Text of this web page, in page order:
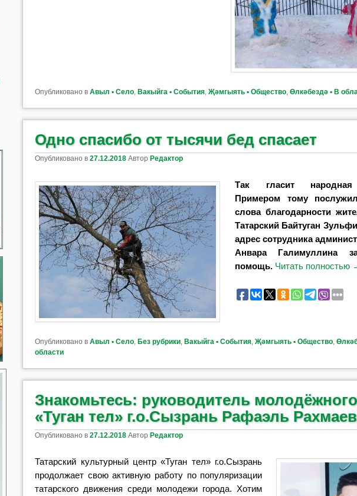
Опубликовано в Авыл ▪ Село, Вакыйга ▪ События,Җәмгыять ▪ Общество,Өлкәбездә ▪ В
Одно спасибо от тысячи бед спасает
Опубликовано в27.12.2018 АвторРедактор
Так гласит народная
Примером тому
слова благодарности
Татарский Байтуган
адрес сотрудника
Анвара Галимуллина
помощь. Читать полностью
Опубликовано в Авыл ▪ Село, Без рубрики, Вакыйга ▪ События,Җәмгыять ▪ Общество,
области
Знакомьтесь: руководитель
«Туган тел» г.о.Сызрань Рафаэль Рахмаев
Опубликовано в27.12.2018 АвторРедактор
Татарский культурный центр «Туган тел» г.о.Сызрань
продолжает свою активную работу по популяризации
татарского движения среди молодежи города.Хотим